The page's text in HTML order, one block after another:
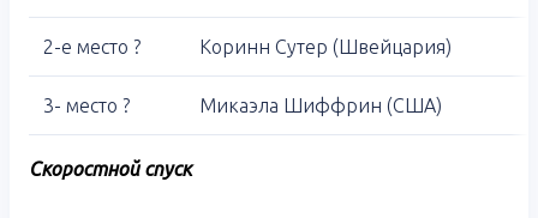
2-е место ? Коринн Сутер (Швейцария)
3- место ? Микаэла Шиффрин (США)
Скоростной спуск